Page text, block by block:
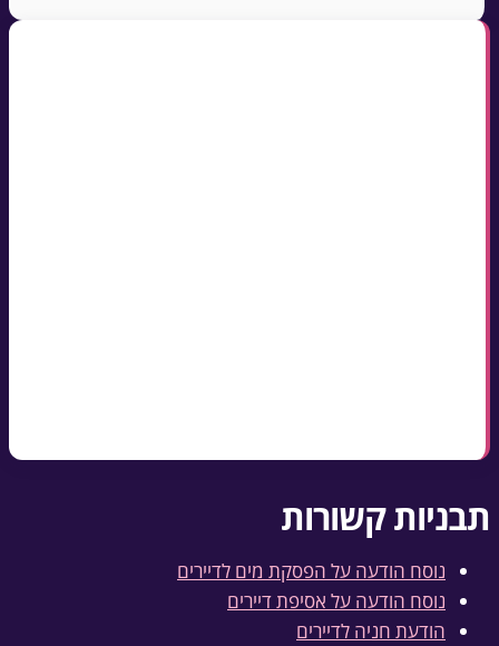
תבניות קשורות
נוסח הודעה על הפסקת מים לדיירים
נוסח הודעה על אסיפת דיירים
הודעת חניה לדיירים